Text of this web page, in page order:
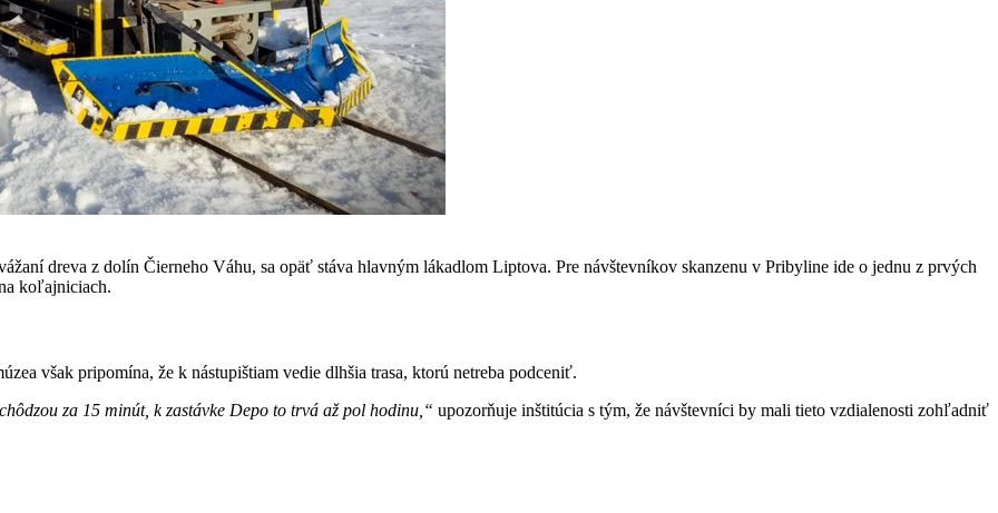
dreva z dolín Čierneho Váhu, sa opäť stáva hlavným lákadlom Liptova. Pre návštevníkov skanzenu v Pribyline ide o jednu z prvých
koľajniciach.
však pripomína, že k nástupištiam vedie dlhšia trasa, ktorú netreba podceniť.
za 15 minút, k zastávke Depo to trvá až pol hodinu,“ upozorňuje inštitúcia s tým, že návštevníci by mali tieto vzdialenosti zohľadniť